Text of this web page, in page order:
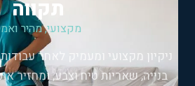
תקווה
מקצועי, מהיר
ניקיון מקצועי ומעמיק לאחר
בנייה, שאריות טיח וצבע, ומחזיר